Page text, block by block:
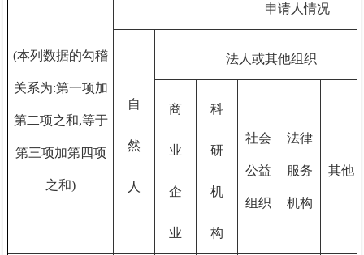
(本列数据的勾稽
关系为:第一项加
第二项之和,等于
第三项加第四项
之和)
申请人情况
自
然
人
法人或其他组织
商
业
企
业
科
研
机
构
社会
公益
组织
法律
服务
机构
其他